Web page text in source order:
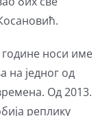
носи име
на једног од
Од 2013.
реплику